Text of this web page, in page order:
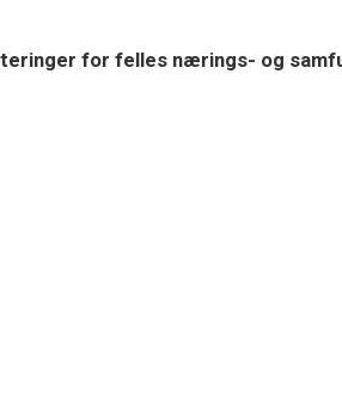
for felles nærings- og